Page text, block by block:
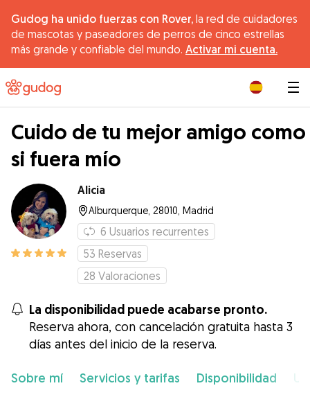
Gudog ha unido fuerzas con Rover, la red de cuidadores
de mascotas y paseadores de perros de cinco estrellas
más grande y confiable del mundo. Activar mi cuenta.
Cuido de tu mejor amigo como
si fuera mío
Alicia
Alburquerque, 28010, Madrid
6 Usuarios recurrentes
53 Reservas
28 Valoraciones
La disponibilidad puede acabarse pronto.
Reserva ahora, con cancelación gratuita hasta 3
días antes del inicio de la reserva.
Sobre mí Servicios y tarifas Disponibilidad